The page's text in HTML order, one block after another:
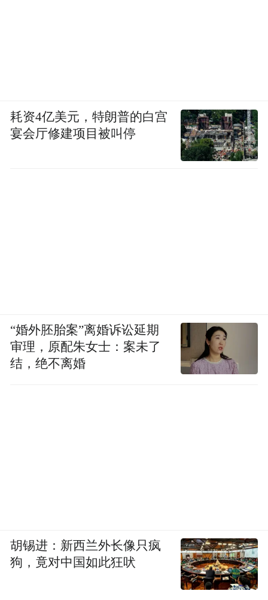
耗资4亿美元，特朗普的白宫
宴会厅修建项目被叫停
“婚外胚胎案”离婚诉讼延期
审理，原配朱女士：案未了
结，绝不离婚
胡锡进：新西兰外长像只疯
狗，竟对中国如此狂吠